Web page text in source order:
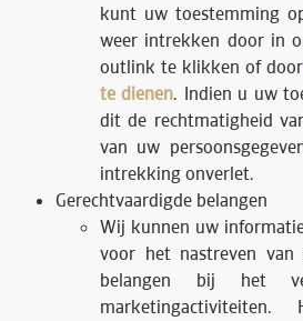
kunt uw toestemming
weer intrekken door in
outlink te klikken of door
te dienen. Indien u uw
dit de rechtmatigheid
van uw
intrekking onverlet.
Gerechtvaardigde belangen
Wij kunnen uw
voor het nastreven van
belangen bij het